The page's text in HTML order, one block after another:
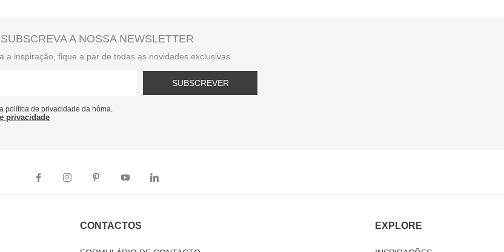
SUBSCREVA A NOSSA NEWSLETTER
a inspiração, fique a par de todas as novidades exclusivas
SUBSCREVER
política de privacidade da hôma.
privacidade
CONTACTOS EXPLORE